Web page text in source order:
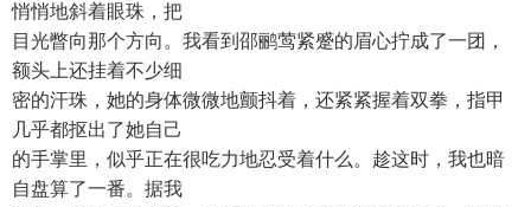
悄悄地斜着眼珠，把
目光瞥向那个方向。我看到邵鹂莺紧蹙的眉心拧成了一团，
额头上还挂着不少细
密的汗珠，她的身体微微地颤抖着，还紧紧握着双拳，指甲
几乎都抠出了她自己
的手掌里，似乎正在很吃力地忍受着什么。趁这时，我也暗
自盘算了一番。据我